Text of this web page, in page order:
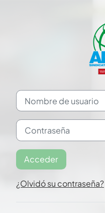
Saltar a creación de
Nombre de usuario
Contraseña
Acceder
¿Olvidó su contraseña?